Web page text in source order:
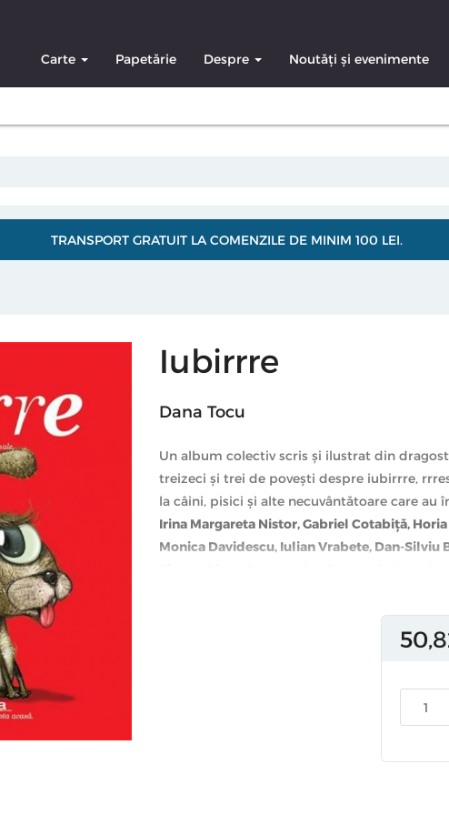
Carte Papetărie Despre Noutăți și evenimente
TRANSPORT GRATUIT LA COMENZILE DE MINIM 100 LEI.
Iubirrre
Dana Tocu
Un album colectiv scris şi ilustrat din
treizeci şi trei de poveşti despre iubirrre,
la câini, pisici şi alte necuvântătoare care
Irina Margareta Nistor, Gabriel Cotabiţă,
Monica Davidescu, Iulian Vrabete, Dan-Silviu
Iliescu, Diana Oprea, Luiza Zan, Maria
Holban Vintilă, Alin Fumurescu, Ana Naie,
Duşmănescu, Corina Băcanu, Sorin Tranca,
Adrian Hădean, Mihaela Călinoiu, Ioana50